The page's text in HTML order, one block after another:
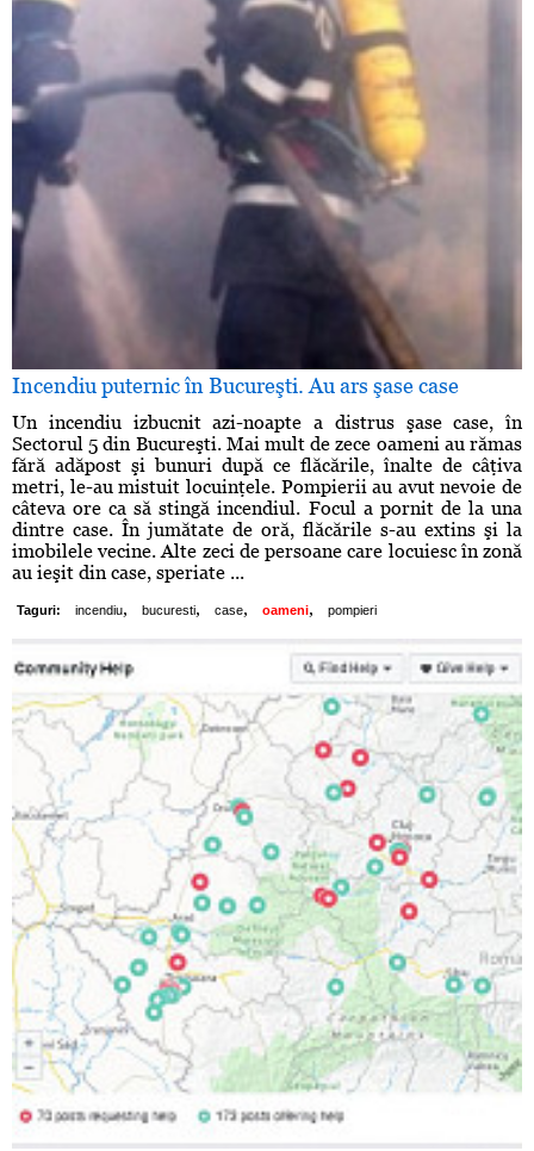
Incendiu puternic în Bucureşti. Au ars şase case
Un incendiu izbucnit azi-noapte a distrus şase case, în
Sectorul 5 din Bucureşti. Mai mult de zece oameni au rămas
fără adăpost şi bunuri după ce flăcările, înalte de câţiva
metri, le-au mistuit locuinţele. Pompierii au avut nevoie de
câteva ore ca să stingă incendiul. Focul a pornit de la una
dintre case. În jumătate de oră, flăcările s-au extins şi la
imobilele vecine. Alte zeci de persoane care locuiesc în zonă
au ieşit din case, speriate ...
Taguri: incendiu, bucuresti, case, oameni, pompieri